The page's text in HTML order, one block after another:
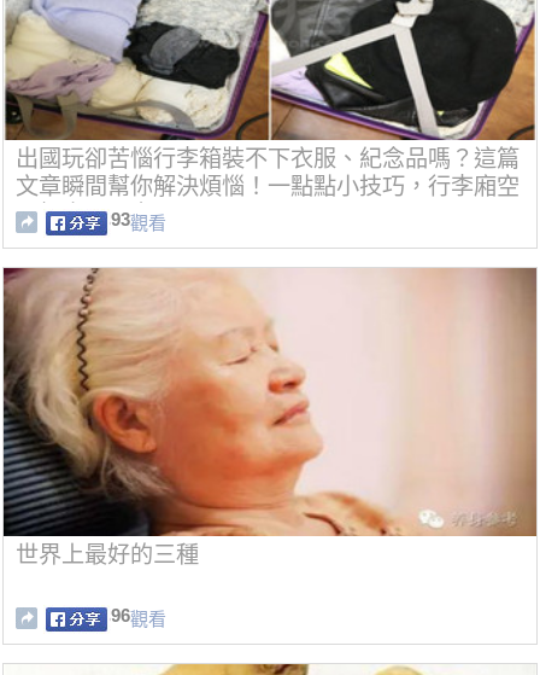
出國玩卻苦惱行李箱裝不下衣服、紀念品嗎？這篇
文章瞬間幫你解決煩惱！一點點小技巧，行李廂空
間根本用不完！
93觀看
世界上最好的三種
96觀看